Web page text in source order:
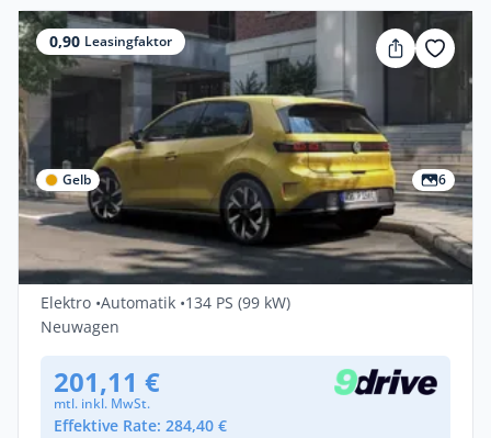
0,90 Leasingfaktor
Gelb 6
Gewerbe
Volkswagen ID. Polo
Elektro •Automatik •134 PS (99 kW)
Neuwagen
201,11 €
mtl. inkl. MwSt.
Effektive Rate: 284,40 €